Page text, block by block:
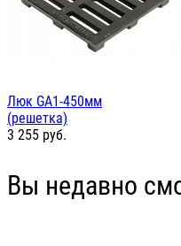
Люк GА1-450мм
(решетка)
3 255 руб.
Вы недавно